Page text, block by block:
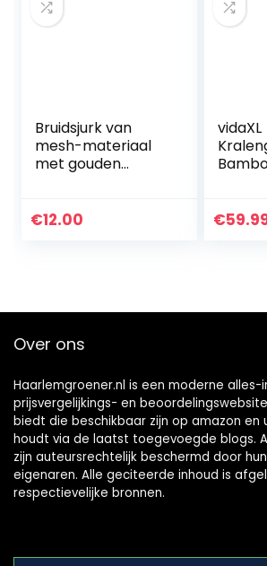
Bruidsjurk van
mesh-materiaal
met gouden
mooie sluier,
€12.00
vidaXL
€
Over ons
Haarlemgroener.nl is een moderne alles-
prijsvergelijkings- en
biedt die beschikbaar zijn op amazon en
houdt via de laatst toegevoegde blogs.
zijn auteursrechtelijk beschermd door
eigenaren. Alle geciteerde inhoud is
respectievelijke bronnen.